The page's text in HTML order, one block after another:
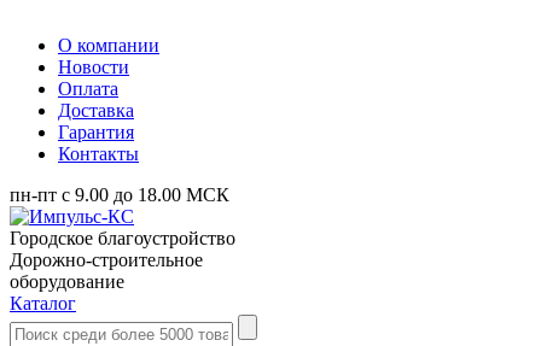
О компании
Новости
Оплата
Доставка
Гарантия
Контакты
пн-пт с 9.00 до 18.00 МСК
Городское благоустройство
Дорожно-строительное
оборудование
Каталог